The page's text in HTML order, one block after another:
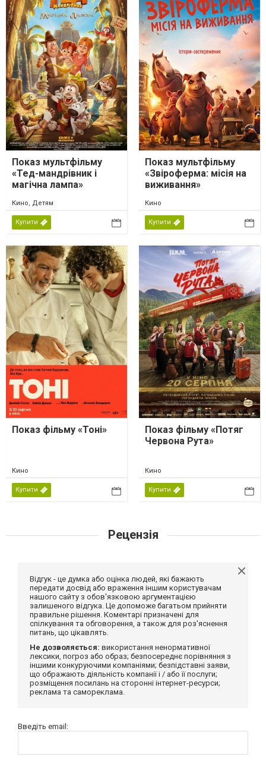
Показ мультфільму
«Тед-мандрівник і
магічна лампа»
Кино, Детям
Купити
Показ мультфільму
«Звіроферма: місія на
виживання»
Кино
Купити
Показ фільму «Тоні»
Кино
Купити
Показ фільму «Потяг
Червона Рута»
Кино
Купити
Рецензія
Відгук - це думка або оцінка людей, які бажають
передати досвід або враження іншим користувачам
нашого сайту з обов'язковою аргументацією
залишеного відгука. Це допоможе багатьом прийняти
правильне рішення. Коментарі призначені для
спілкування та обговорення, а також для роз'яснення
питань, що цікавлять.
Не дозволяється: використання ненормативної
лексики, погроз або образ; безпосереднє порівняння з
іншими конкуруючими компаніями; безпідставні заяви,
що ображають діяльність компанії і / або її послуги;
розміщення посилань на сторонні інтернет-ресурси;
реклама та самореклама.
Введіть email: